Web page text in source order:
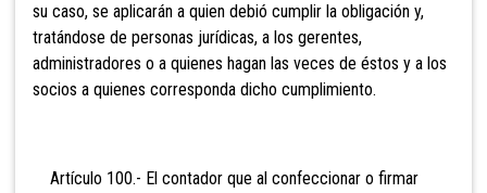
su caso, se aplicarán a quien debió cumplir la obligación y,
tratándose de personas jurídicas, a los gerentes,
administradores o a quienes hagan las veces de éstos y a los
socios a quienes corresponda dicho cumplimiento.
Artículo 100.- El contador que al confeccionar o firmar